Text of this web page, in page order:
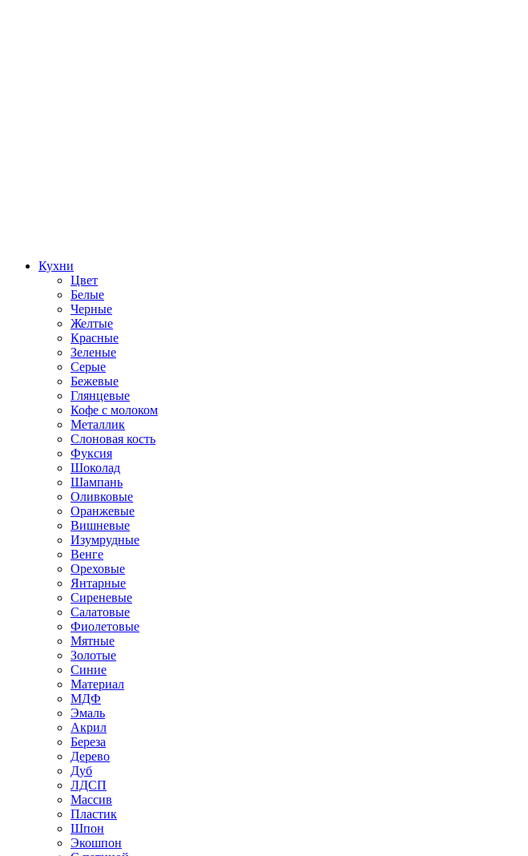
Кухни
Цвет
Белые
Черные
Желтые
Красные
Зеленые
Серые
Бежевые
Глянцевые
Кофе с молоком
Металлик
Слоновая кость
Фуксия
Шоколад
Шампань
Оливковые
Оранжевые
Вишневые
Изумрудные
Венге
Ореховые
Янтарные
Сиреневые
Салатовые
Фиолетовые
Мятные
Золотые
Синие
Материал
МДФ
Эмаль
Акрил
Береза
Дерево
Дуб
ЛДСП
Массив
Пластик
Шпон
Экошпон